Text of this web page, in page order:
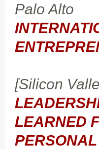
Palo Alto
[Silicon
LEARNED